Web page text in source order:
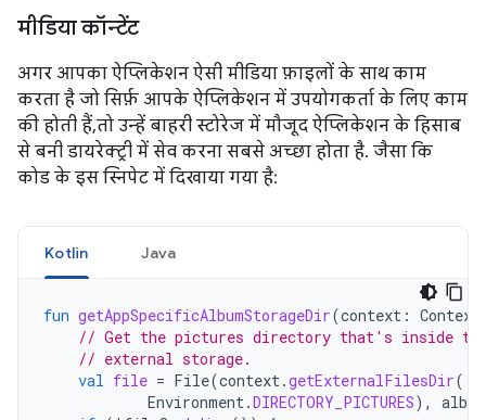
मीडिया कॉन्टेंट
अगर आपका ऐप्लिकेशन ऐसी मीडिया फ़ाइलों के साथ काम
करता है जो सिर्फ़ आपके ऐप्लिकेशन में उपयोगकर्ता के लिए काम
की होती हैं, तो उन्हें बाहरी स्टोरेज में मौजूद ऐप्लिकेशन के हिसाब
से बनी डायरेक्ट्री में सेव करना सबसे अच्छा होता है. जैसा कि
कोड के इस स्निपेट में दिखाया गया है:
Kotlin Java
fun getAppSpecificAlbumStorageDir(context : Context
// Get the pictures directory that's inside
// external storage.
val file = File(context.getExternalFilesDir(
Environment.DIRECTORY_PICTURES),